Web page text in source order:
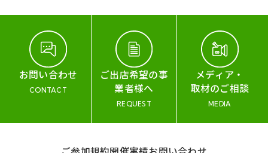
お問い合わせ
CONTACT
ご出店希望の事
業者様へ
REQUEST
メディア・
取材のご相談
MEDIA
ご参加規約開催実績お問い合わせ